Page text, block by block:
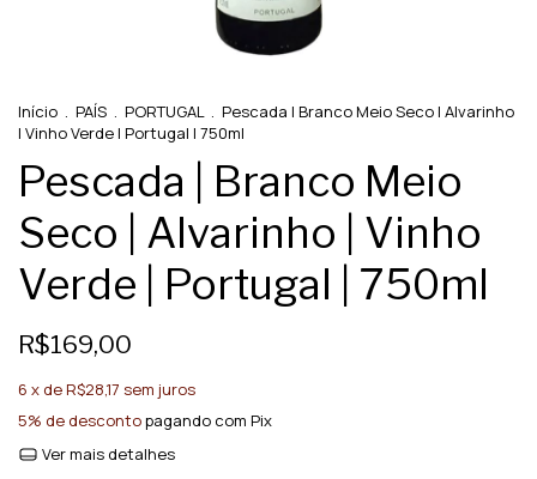
Início . PAÍS . PORTUGAL . Pescada | Branco Meio Seco | Alvarinho
| Vinho Verde | Portugal | 750ml
Pescada | Branco Meio
Seco | Alvarinho | Vinho
Verde | Portugal | 750ml
R$169,00
6 x deR$28,17 sem juros
5% de descontopagando com Pix
Ver mais detalhes